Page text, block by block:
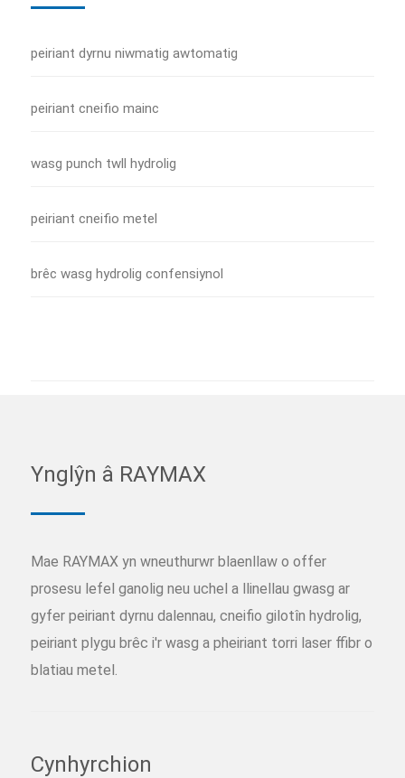
peiriant dyrnu niwmatig awtomatig
peiriant cneifio mainc
wasg punch twll hydrolig
peiriant cneifio metel
brêc wasg hydrolig confensiynol
Ynglŷn â RAYMAX
Mae RAYMAX yn wneuthurwr blaenllaw o offer
prosesu lefel ganolig neu uchel a llinellau gwasg ar
gyfer peiriant dyrnu dalennau, cneifio gilotîn hydrolig,
peiriant plygu brêc i'r wasg a pheiriant torri laser ffibr o
blatiau metel.
Cynhyrchion